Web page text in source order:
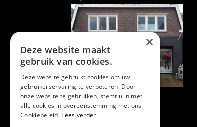
Klantenservice
Verzending/ Retourneren
×
Deze website maakt
gebruik van cookies.
Deze website gebruikt cookies om uw
gebruikerservaring te verbeteren. Door
onze website te gebruiken, stemt u in met
alle cookies in overeenstemming met ons
Cookiebeleid. Lees verder